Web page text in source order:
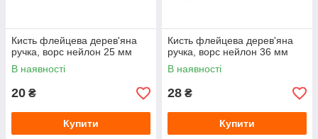
Кисть флейцева дерев'яна
ручка, ворс нейлон 25 мм
В наявності
20 ₴
Купити
Кисть флейцева дерев'яна
ручка, ворс нейлон 36 мм
В наявності
28 ₴
Купити